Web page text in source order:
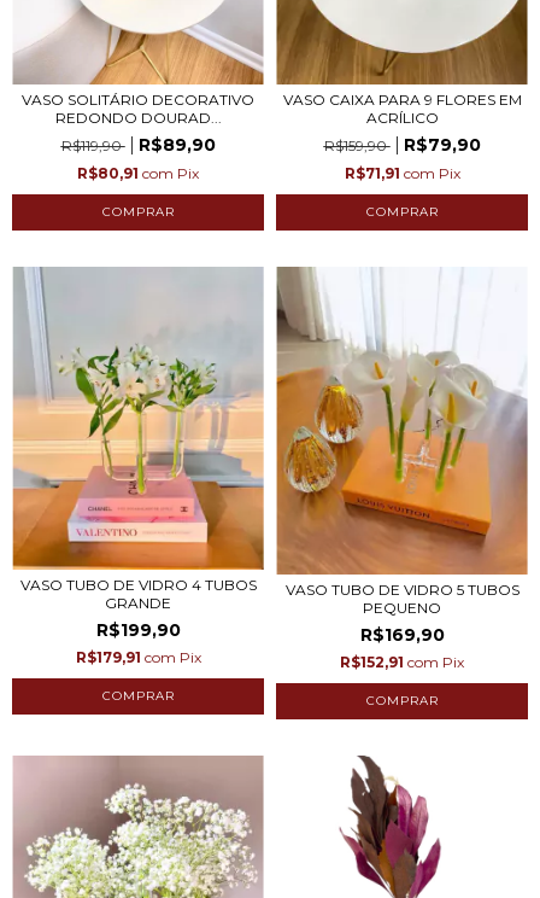
VASO SOLITÁRIO DECORATIVO
REDONDO DOURAD...
R$119,90
R$89,90
R$80,91 com Pix
VASO CAIXA PARA 9 FLORES EM
ACRÍLICO
R$159,90
R$79,90
R$71,91 com Pix
VASO TUBO DE VIDRO 4 TUBOS
GRANDE
R$199,90
R$179,91 com Pix
VASO TUBO DE VIDRO 5 TUBOS
PEQUENO
R$169,90
R$152,91 com Pix